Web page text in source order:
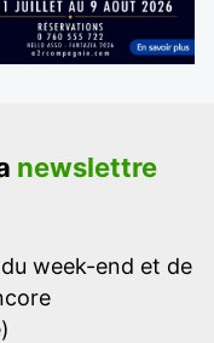
newslettre
week-end et de